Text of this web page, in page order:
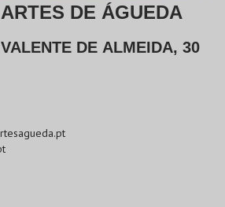
DE ÁGUEDA
DE ALMEIDA, 30